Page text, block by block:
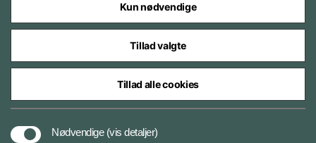
Styrelser og myndigheder under Forsvarsministeriet
Kun nødvendige
Tillad valgte
Tillad alle cookies
Nødvendige (vis detaljer)